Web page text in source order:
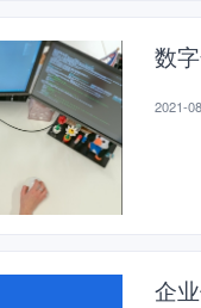
数
2021-
企